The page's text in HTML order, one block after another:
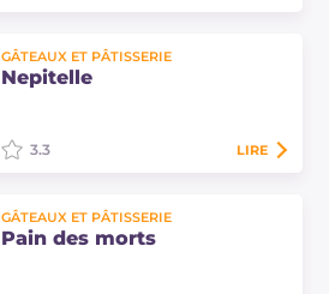
Les figues farcies enrobées de
chocolat sont délicieuses : figues
sèches farcies de noix, noisettes ou
GÂTEAUX ET PÂTISSERIE
Nepitelle
Les nepitelle sont des pâtisseries
traditionnelles calabraises, typiques
des fêtes de Noël, préparées avec
3.3 LIRE
GÂTEAUX ET PÂTISSERIE
Pain des morts